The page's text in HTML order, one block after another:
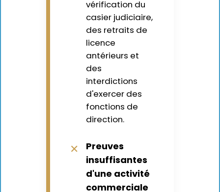
vérification du
casier judiciaire,
des retraits de
licence
antérieurs et
des
interdictions
d'exercer des
fonctions de
direction.
✕
Preuves
insuffisantes
d'une activité
commerciale